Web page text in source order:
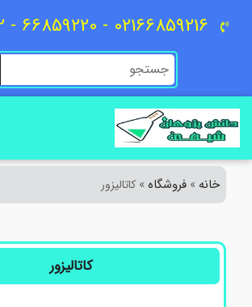
02166859216 - 66859220 - 09129618292
خانه»فروشگاه»کاتالیزور
کاتالیزور